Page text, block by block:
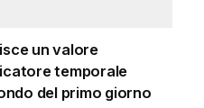
un valore
temporale
del primo giorno